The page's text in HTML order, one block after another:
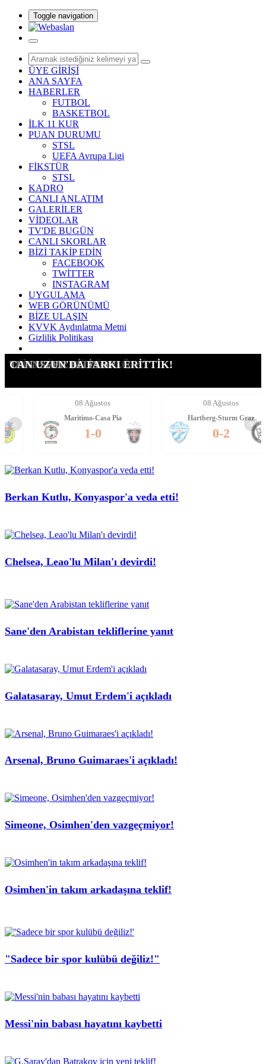
Toggle navigation
ÜYE GİRİŞİ
ANA SAYFA
HABERLER
FUTBOL
BASKETBOL
İLK 11 KUR
PUAN DURUMU
STSL
UEFA Avrupa Ligi
FİKSTÜR
STSL
KADRO
CANLI ANLATIM
GALERİLER
VİDEOLAR
TV'DE BUGÜN
CANLI SKORLAR
BİZİ TAKİP EDİN
FACEBOOK
TWİTTER
INSTAGRAM
UYGULAMA
WEB GÖRÜNÜMÜ
BİZE ULAŞIN
KVVK Aydınlatma Metni
Gizlilik Politikası
SİZE DAHA NE DİYELİM!
VEIGA'DAN FLAŞ YANIT
RÖPORTAJA GELMEDİ!
HESABI KAPATILDI!
YÖNETİME BÜYÜK TEPKİ!
"LİGE HAZIR OLACAĞIZ"
TRANSFER BİTİYOR!
CAN UZUN'DA FARKI ERİTTİK!
<
08 Ağustos
Maritimo-Casa Pia
1-0
08 Ağustos
Hartberg-Sturm Graz
0-2
>
Berkan Kutlu, Konyaspor'a veda etti!
Chelsea, Leao'lu Milan'ı devirdi!
Sane'den Arabistan tekliflerine yanıt
Galatasaray, Umut Erdem'i açıkladı
Arsenal, Bruno Guimaraes'i açıkladı!
Simeone, Osimhen'den vazgeçmiyor!
Osimhen'in takım arkadaşına teklif!
"Sadece bir spor kulübü değiliz!"
Messi'nin babası hayatını kaybetti